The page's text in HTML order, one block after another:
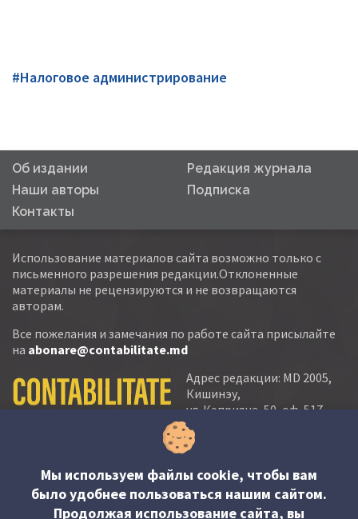
#Налоговое администрирование
Об издании
Редакция журнала
Наши авторы
Подписка
Контакты
Использование материалов сайта возможно только с
письменного разрешения редакции.Отклоненные
материалы не рецензируются и не возвращаются
авторам.
Все пожелания и замечания по работе сайта присылайте
на abonare@contabilitate.md
Адрес редакции: MD 2005,
Кишинэу,
ул. Кэприяна, 50, оф. 517-
518
тел.:
тел./факс: (+373 22) 22 53 90
e-mail:
abonare@contabilitate.md
Мы используем файлы cookie, чтобы вам
было удобнее пользоваться нашим сайтом.
Продолжая использование сайта, вы